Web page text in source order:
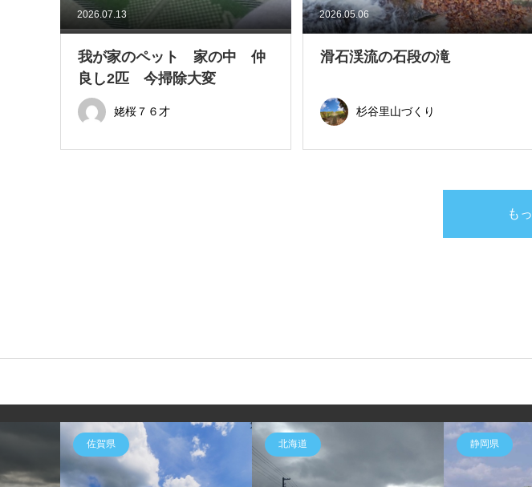
2026.07.13
我が家のペット 家の中 仲
良し2匹 今掃除大変
姥桜７６才
2026.05.06
滑石渓流の石段の滝
杉谷里山づくり
も
佐賀県 北海道 静岡県